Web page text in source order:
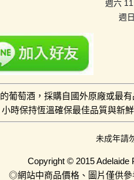
週六
週
葡萄酒，採購自國外原廠或最
時保持恆溫確保最佳品質與新
未成年請
Copyright © 2015 Adelaide
◎網站中商品價格、圖片僅供